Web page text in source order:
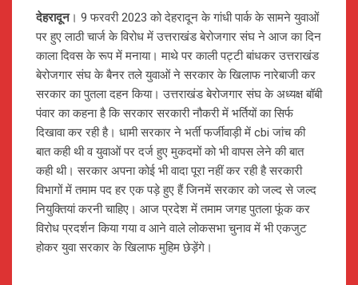
देहरादून। 9 फरवरी 2023 को देहरादून के गांधी पार्क के सामने युवाओं
पर हुए लाठी चार्ज के विरोध में उत्तराखंड बेरोजगार संघ ने आज का दिन
काला दिवस के रूप में मनाया। माथे पर काली पट्टी बांधकर उत्तराखंड
बेरोजगार संघ के बैनर तले युवाओं ने सरकार के खिलाफ नारेबाजी कर
सरकार का पुतला दहन किया। उत्तराखंड बेरोजगार संघ के अध्यक्ष बॉबी
पंवार का कहना है कि सरकार सरकारी नौकरी में भर्तियों का सिर्फ
दिखावा कर रही है। धामी सरकार ने भर्ती फर्जीवाड़ी में cbi जांच की
बात कही थी व युवाओं पर दर्ज हुए मुकदमों को भी वापस लेने की बात
कही थी। सरकार अपना कोई भी वादा पूरा नहीं कर रही है सरकारी
विभागों में तमाम पद हर एक पड़े हुए हैं जिनमें सरकार को जल्द से जल्द
नियुक्तियां करनी चाहिए। आज प्रदेश में तमाम जगह पुतला फूंक कर
विरोध प्रदर्शन किया गया व आने वाले लोकसभा चुनाव में भी एकजुट
होकर युवा सरकार के खिलाफ मुहिम छेड़ेंगे।